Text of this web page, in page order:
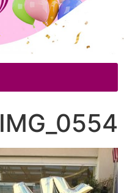
IMG_0554